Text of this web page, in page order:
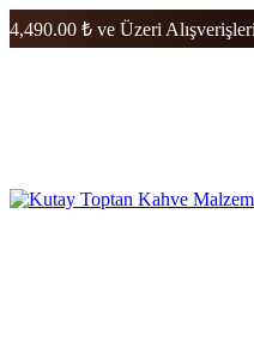
4,490.00 ₺ ve Üzeri